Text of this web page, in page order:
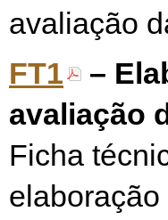
avaliação
FT1
–
avaliação
Ficha